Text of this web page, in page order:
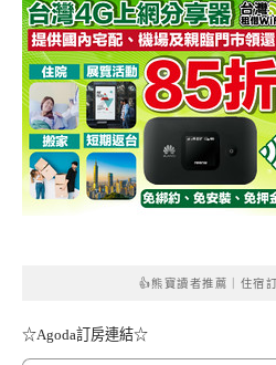
👍熊寶讀者推薦｜住宿
☆Agoda訂房連結☆